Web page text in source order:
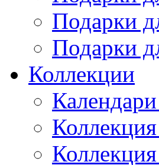
Подарки
Подарки
Коллекции